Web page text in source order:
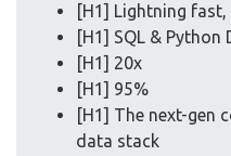
[H1] Lightning
[H1] SQL & Python
[H1] 20x
[H1] 95%
[H1] The next-gen
data stack